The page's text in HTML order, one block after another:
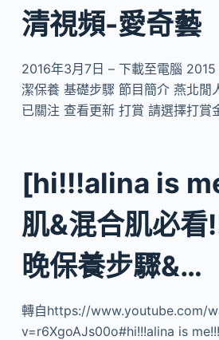
清視頻-愛奇藝
2016年3月7日 – 下載至電腦
潔保養 基礎步驟 節目簡介 燕北閒
已關注 查看更新 打賞 請選擇打賞
[hi!!!alina is
肌&混合肌必
晚保養步驟&…
轉自https://www.youtube.com/
v=r6XgoAJs00o#hi!!!alina is